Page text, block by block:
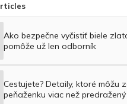
Ako bezpečne vyčistiť biele
pomôže už len odborník
Cestujete? Detaily, ktoré môžu
peňaženku viac než